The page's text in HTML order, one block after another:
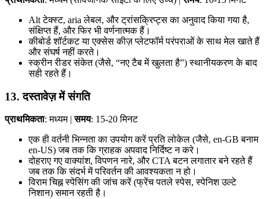
Alt टेक्स्ट, aria लेबल, और ट्रांसक्रिप्ट्स का अनुवाद किया गया है,
संक्षिप्त हैं, और फिर भी वर्णनात्मक हैं।
कीबोर्ड शॉर्टकट या एक्सेस कीज़ प्लेटफॉर्म परंपराओं के साथ मेल खाते हैं
और संघर्ष नहीं करते।
स्क्रीन रीडर संकेत (जैसे, “नए टैब में खुलता है”) स्थानीयकरण के बाद
सही रहते हैं।
13. दस्तावेज़ में संगति
प्राथमिकता: मध्यम |समय: 15-20 मिनट
एक ही वर्तनी भिन्नता का उपयोग करें प्रति लोकेल (जैसे, en-GB बनाम
en-US) जब तक कि ग्राहक अपवाद निर्दिष्ट न करे।
दोहराए गए वाक्यांश, विपणन नारे, और CTA बटन लगातार बने रहते हैं
जब तक कि संदर्भ में परिवर्तन की आवश्यकता न हो।
विराम चिह्न स्पेसिंग की जांच करें (फ्रेंच पतले स्पेस, स्पेनिश उल्टे
निशान) समान रहती है।